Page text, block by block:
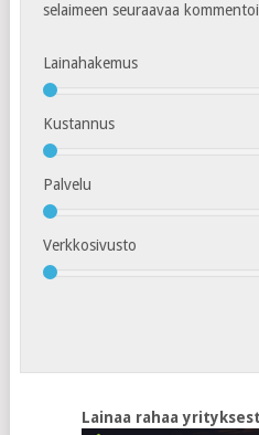
selaimeen seuraavaa
Lainahakemus
Kustannus
Palvelu
Verkkosivusto
Lainaa rahaa